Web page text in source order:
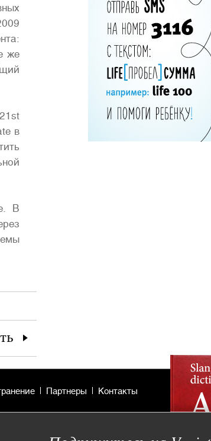
же
в
В
Партнеры Контакты